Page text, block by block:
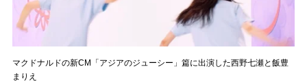
マクドナルドの新CM「アジアのジューシー」篇に出演した西野七瀬と飯豊
まりえ